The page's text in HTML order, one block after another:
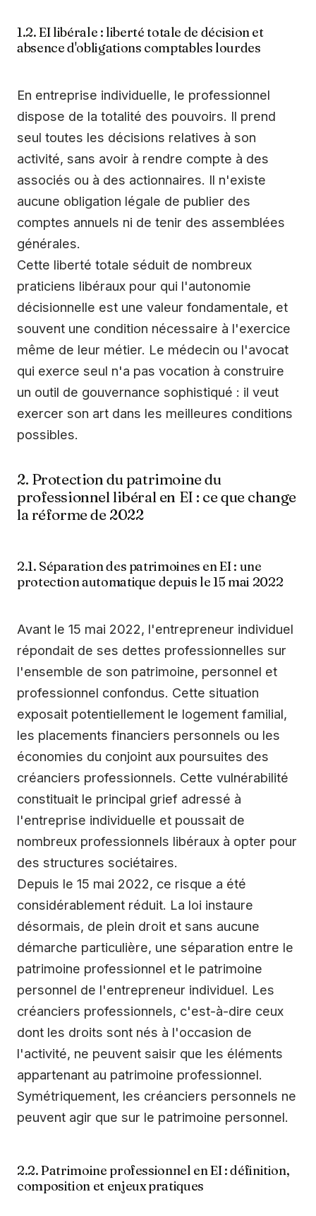
1.2. EI libérale : liberté totale de décision et
absence d'obligations comptables lourdes
En entreprise individuelle, le professionnel
dispose de la totalité des pouvoirs. Il prend
seul toutes les décisions relatives à son
activité, sans avoir à rendre compte à des
associés ou à des actionnaires. Il n'existe
aucune obligation légale de publier des
comptes annuels ni de tenir des assemblées
générales.
Cette liberté totale séduit de nombreux
praticiens libéraux pour qui l'autonomie
décisionnelle est une valeur fondamentale, et
souvent une condition nécessaire à l'exercice
même de leur métier. Le médecin ou l'avocat
qui exerce seul n'a pas vocation à construire
un outil de gouvernance sophistiqué : il veut
exercer son art dans les meilleures conditions
possibles.
2. Protection du patrimoine du
professionnel libéral en EI : ce que change
la réforme de 2022
2.1. Séparation des patrimoines en EI : une
protection automatique depuis le 15 mai 2022
Avant le 15 mai 2022, l'entrepreneur individuel
répondait de ses dettes professionnelles sur
l'ensemble de son patrimoine, personnel et
professionnel confondus. Cette situation
exposait potentiellement le logement familial,
les placements financiers personnels ou les
économies du conjoint aux poursuites des
créanciers professionnels. Cette vulnérabilité
constituait le principal grief adressé à
l'entreprise individuelle et poussait de
nombreux professionnels libéraux à opter pour
des structures sociétaires.
Depuis le 15 mai 2022, ce risque a été
considérablement réduit. La loi instaure
désormais, de plein droit et sans aucune
démarche particulière, une séparation entre le
patrimoine professionnel et le patrimoine
personnel de l'entrepreneur individuel. Les
créanciers professionnels, c'est-à-dire ceux
dont les droits sont nés à l'occasion de
l'activité, ne peuvent saisir que les éléments
appartenant au patrimoine professionnel.
Symétriquement, les créanciers personnels ne
peuvent agir que sur le patrimoine personnel.
2.2. Patrimoine professionnel en EI : définition,
composition et enjeux pratiques